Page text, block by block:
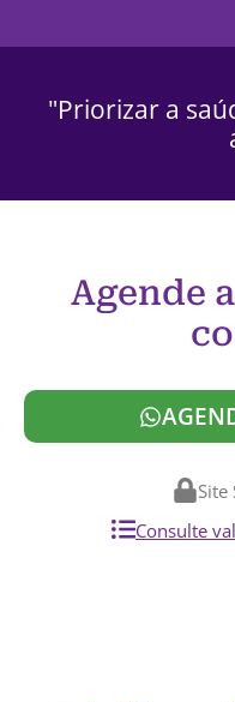
"Priorizar a
Agende
Site
Consulte